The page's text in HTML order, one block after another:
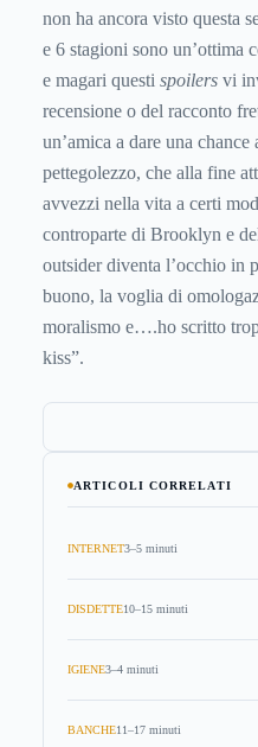
non ha ancora visto questa
e 6 stagioni sono un’ottima
e magari questi spoilers vi
recensione o del racconto
un’amica a dare una
pettegolezzo, che alla fine
avvezzi nella vita a certi
controparte di Brooklyn e
outsider diventa l’occhio in
buono, la voglia di
moralismo e….ho scritto
kiss”.
ARTICOLI CORRELATI
INTERNET3–5 minuti
DISDETTE10–15 minuti
IGIENE3–4 minuti
BANCHE11–17 minuti